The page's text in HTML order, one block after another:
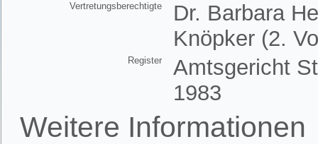
Vertretungsberechtigte
Dr. Barbara
Knöpker (2.
Register
Amtsgericht
1983
Weitere Informationen